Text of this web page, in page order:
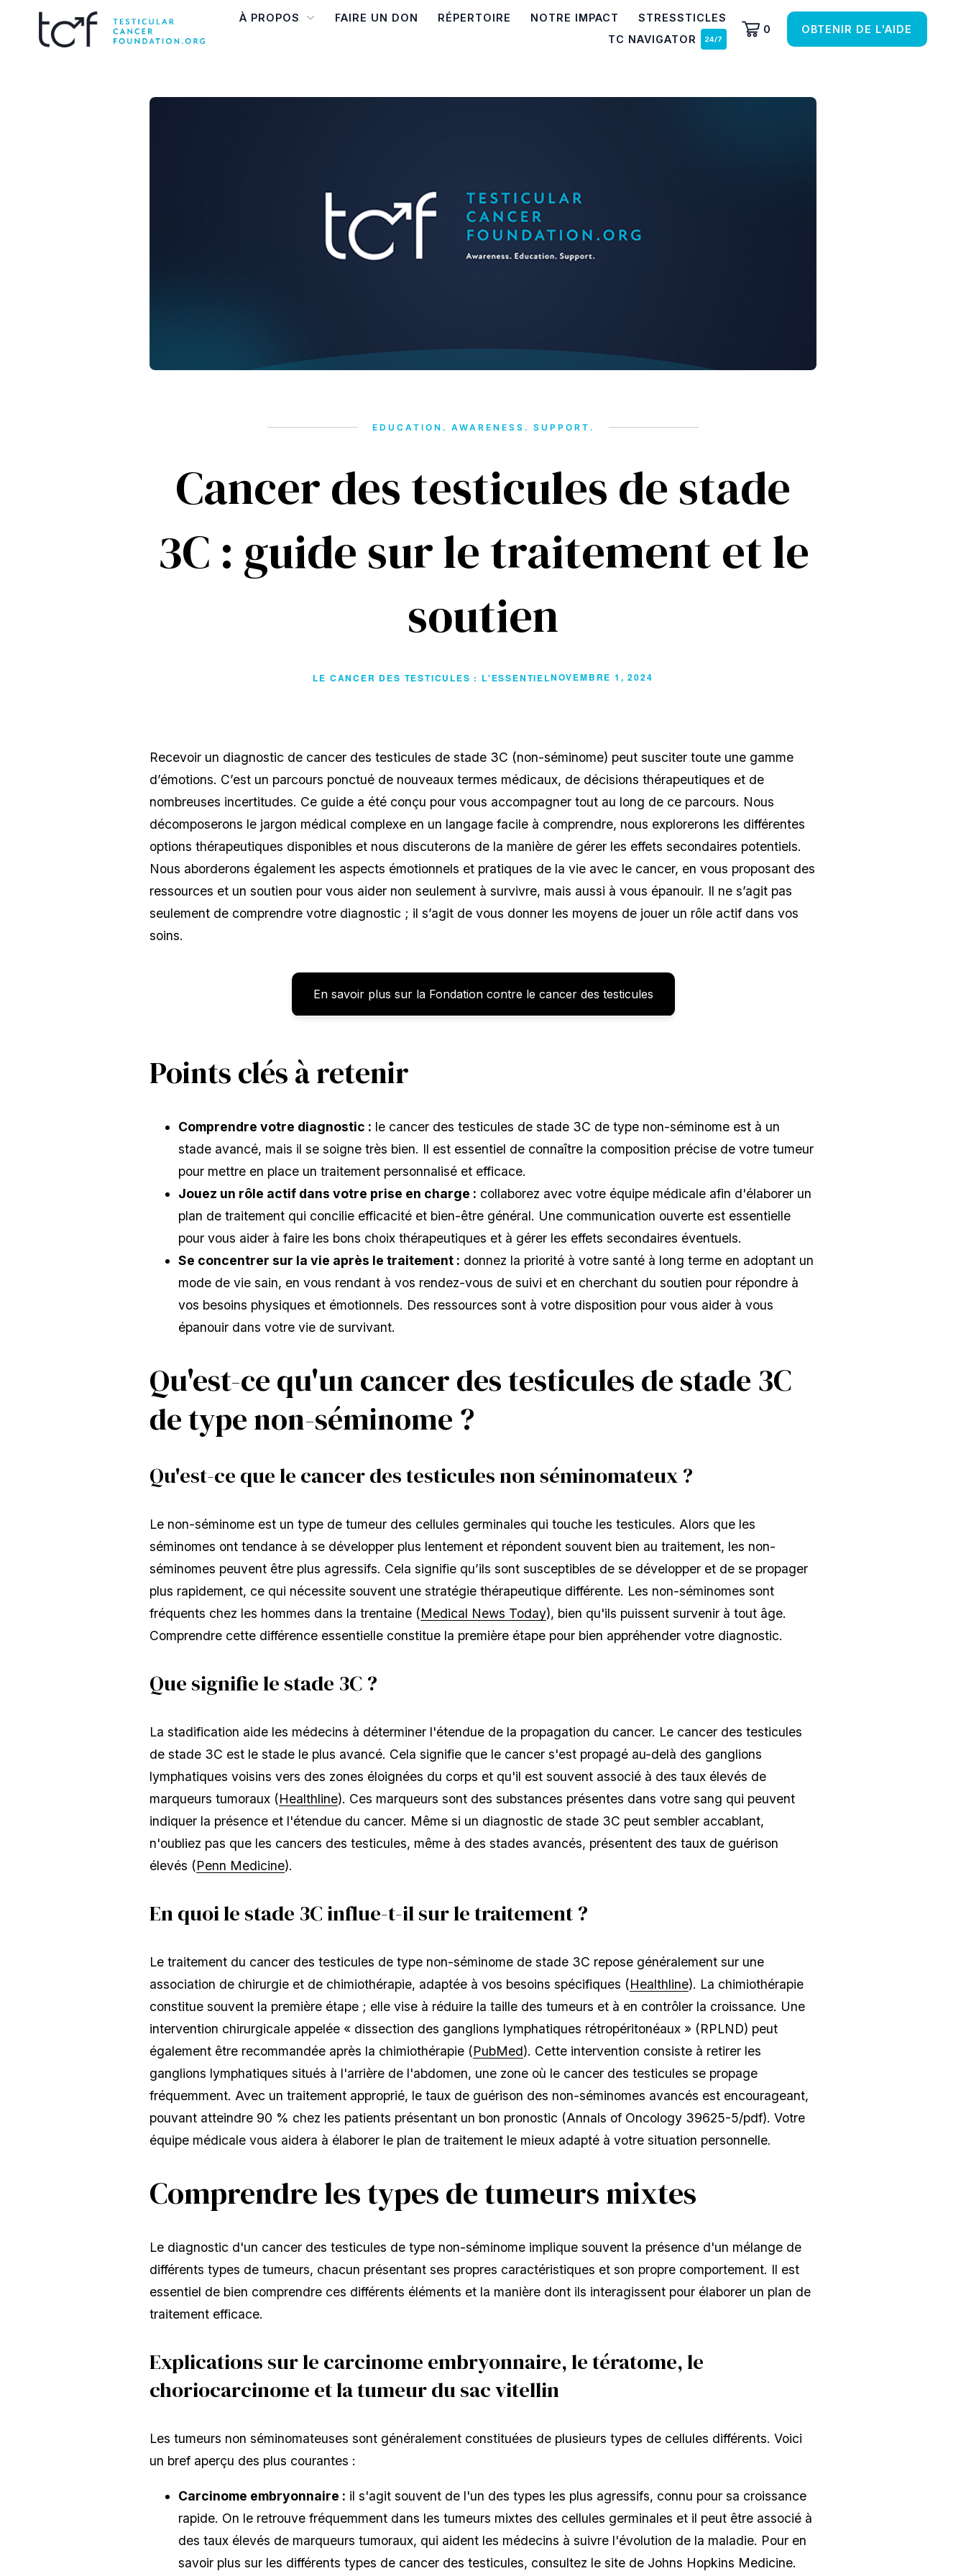
À PROPOS FAIRE UN DON RÉPERTOIRE NOTRE IMPACT
STRESSTICLES
TC NAVIGATOR
0 OBTENIR DE L'AIDE
EDUCATION. AWARENESS. SUPPORT.
Cancer des testicules de stade
3C : guide sur le traitement et le
soutien
LE CANCER DES TESTICULES : L'ESSENTIELNOVEMBRE 1, 2024
Recevoir un diagnostic de cancer des testicules de stade 3C (non-séminome) peut susciter toute une gamme
d’émotions. C’est un parcours ponctué de nouveaux termes médicaux, de décisions thérapeutiques et de
nombreuses incertitudes. Ce guide a été conçu pour vous accompagner tout au long de ce parcours. Nous
décomposerons le jargon médical complexe en un langage facile à comprendre, nous explorerons les différentes
options thérapeutiques disponibles et nous discuterons de la manière de gérer les effets secondaires potentiels.
Nous aborderons également les aspects émotionnels et pratiques de la vie avec le cancer, en vous proposant des
ressources et un soutien pour vous aider non seulement à survivre, mais aussi à vous épanouir. Il ne s’agit pas
seulement de comprendre votre diagnostic ; il s’agit de vous donner les moyens de jouer un rôle actif dans vos
soins.
En savoir plus sur la Fondation contre le cancer des testicules
Points clés à retenir
Comprendre votre diagnostic : le cancer des testicules de stade 3C de type non-séminome est à un
stade avancé, mais il se soigne très bien. Il est essentiel de connaître la composition précise de votre tumeur
pour mettre en place un traitement personnalisé et efficace.
Jouez un rôle actif dans votre prise en charge : collaborez avec votre équipe médicale afin d'élaborer un
plan de traitement qui concilie efficacité et bien-être général. Une communication ouverte est essentielle
pour vous aider à faire les bons choix thérapeutiques et à gérer les effets secondaires éventuels.
Se concentrer sur la vie après le traitement : donnez la priorité à votre santé à long terme en adoptant un
mode de vie sain, en vous rendant à vos rendez-vous de suivi et en cherchant du soutien pour répondre à
vos besoins physiques et émotionnels. Des ressources sont à votre disposition pour vous aider à vous
épanouir dans votre vie de survivant.
Qu'est-ce qu'un cancer des testicules de stade 3C
de type non-séminome ?
Qu'est-ce que le cancer des testicules non séminomateux ?
Le non-séminome est un type de tumeur des cellules germinales qui touche les testicules. Alors que les
séminomes ont tendance à se développer plus lentement et répondent souvent bien au traitement, les non-
séminomes peuvent être plus agressifs. Cela signifie qu’ils sont susceptibles de se développer et de se propager
plus rapidement, ce qui nécessite souvent une stratégie thérapeutique différente. Les non-séminomes sont
fréquents chez les hommes dans la trentaine (Medical News Today), bien qu'ils puissent survenir à tout âge.
Comprendre cette différence essentielle constitue la première étape pour bien appréhender votre diagnostic.
Que signifie le stade 3C ?
La stadification aide les médecins à déterminer l'étendue de la propagation du cancer. Le cancer des testicules
de stade 3C est le stade le plus avancé. Cela signifie que le cancer s'est propagé au-delà des ganglions
lymphatiques voisins vers des zones éloignées du corps et qu'il est souvent associé à des taux élevés de
marqueurs tumoraux (Healthline). Ces marqueurs sont des substances présentes dans votre sang qui peuvent
indiquer la présence et l'étendue du cancer. Même si un diagnostic de stade 3C peut sembler accablant,
n'oubliez pas que les cancers des testicules, même à des stades avancés, présentent des taux de guérison
élevés (Penn Medicine).
En quoi le stade 3C influe-t-il sur le traitement ?
Le traitement du cancer des testicules de type non-séminome de stade 3C repose généralement sur une
association de chirurgie et de chimiothérapie, adaptée à vos besoins spécifiques (Healthline). La chimiothérapie
constitue souvent la première étape ; elle vise à réduire la taille des tumeurs et à en contrôler la croissance. Une
intervention chirurgicale appelée « dissection des ganglions lymphatiques rétropéritonéaux » (RPLND) peut
également être recommandée après la chimiothérapie (PubMed). Cette intervention consiste à retirer les
ganglions lymphatiques situés à l'arrière de l'abdomen, une zone où le cancer des testicules se propage
fréquemment. Avec un traitement approprié, le taux de guérison des non-séminomes avancés est encourageant,
pouvant atteindre 90 % chez les patients présentant un bon pronostic (Annals of Oncology 39625-5/pdf). Votre
équipe médicale vous aidera à élaborer le plan de traitement le mieux adapté à votre situation personnelle.
Comprendre les types de tumeurs mixtes
Le diagnostic d'un cancer des testicules de type non-séminome implique souvent la présence d'un mélange de
différents types de tumeurs, chacun présentant ses propres caractéristiques et son propre comportement. Il est
essentiel de bien comprendre ces différents éléments et la manière dont ils interagissent pour élaborer un plan de
traitement efficace.
Explications sur le carcinome embryonnaire, le tératome, le
choriocarcinome et la tumeur du sac vitellin
Les tumeurs non séminomateuses sont généralement constituées de plusieurs types de cellules différents. Voici
un bref aperçu des plus courantes :
Carcinome embryonnaire : il s'agit souvent de l'un des types les plus agressifs, connu pour sa croissance
rapide. On le retrouve fréquemment dans les tumeurs mixtes des cellules germinales et il peut être associé à
des taux élevés de marqueurs tumoraux, qui aident les médecins à suivre l'évolution de la maladie. Pour en
savoir plus sur les différents types de cancer des testicules, consultez le site de Johns Hopkins Medicine.